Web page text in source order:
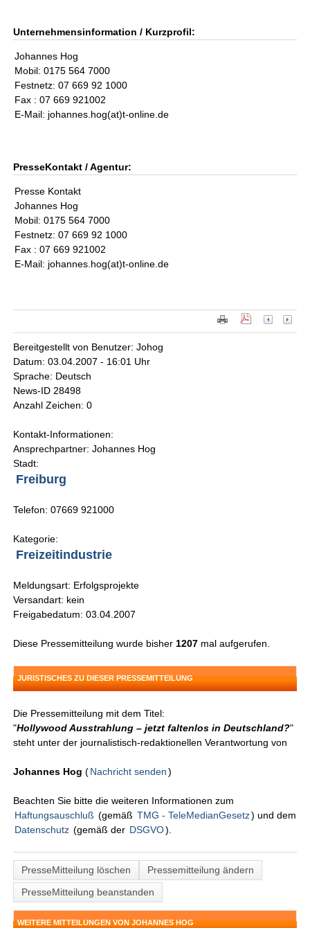
Unternehmensinformation / Kurzprofil:
Johannes Hog
Mobil: 0175 564 7000
Festnetz: 07 669 92 1000
Fax : 07 669 921002
E-Mail: johannes.hog(at)t-online.de
PresseKontakt / Agentur:
Presse Kontakt
Johannes Hog
Mobil: 0175 564 7000
Festnetz: 07 669 92 1000
Fax : 07 669 921002
E-Mail: johannes.hog(at)t-online.de
Bereitgestellt von Benutzer: Johog
Datum: 03.04.2007 - 16:01 Uhr
Sprache: Deutsch
News-ID 28498
Anzahl Zeichen: 0
Kontakt-Informationen:
Ansprechpartner: Johannes Hog
Stadt:
Freiburg
Telefon: 07669 921000
Kategorie:
Freizeitindustrie
Meldungsart: Erfolgsprojekte
Versandart: kein
Freigabedatum: 03.04.2007
Diese Pressemitteilung wurde bisher 1207 mal aufgerufen.
JURISTISCHES ZU DIESER PRESSEMITTEILUNG
Die Pressemitteilung mit dem Titel:
"Hollywood Ausstrahlung – jetzt faltenlos in Deutschland?"
steht unter der journalistisch-redaktionellen Verantwortung von
Johannes Hog (Nachricht senden )
Beachten Sie bitte die weiteren Informationen zum
Haftungsauschluß (gemäß TMG - TeleMedianGesetz) und dem
Datenschutz (gemäß der DSGVO).
PresseMitteilung löschen
Pressemitteilung ändern
PresseMitteilung beanstanden
WEITERE MITTEILUNGEN VON JOHANNES HOG